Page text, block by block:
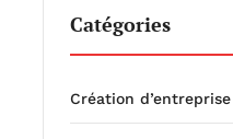
Catégories
Création d’entreprise